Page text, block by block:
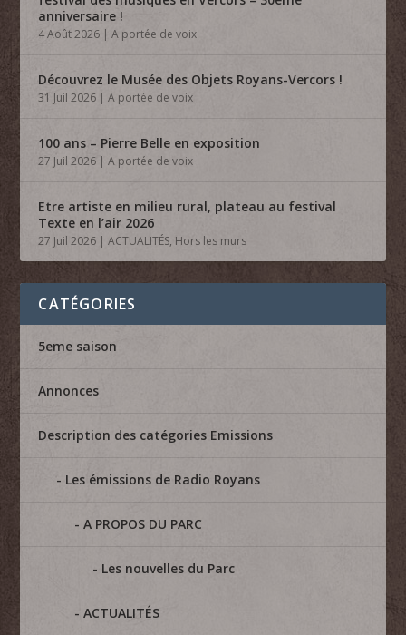
anniversaire !
4 Août 2026 |A portée de voix
Découvrez le Musée des Objets Royans-Vercors !
31 Juil 2026 |A portée de voix
100 ans – Pierre Belle en exposition
27 Juil 2026 |A portée de voix
Etre artiste en milieu rural, plateau au festival
Texte en l’air 2026
27 Juil 2026 |ACTUALITÉS, Hors les murs
CATÉGORIES
5eme saison
Annonces
Description des catégories Emissions
Les émissions de Radio Royans
A PROPOS DU PARC
Les nouvelles du Parc
ACTUALITÉS